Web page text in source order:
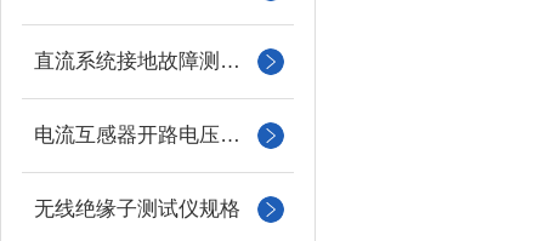
直流系统接地故障测试仪
电流互感器开路电压测试仪
无线绝缘子测试仪规格